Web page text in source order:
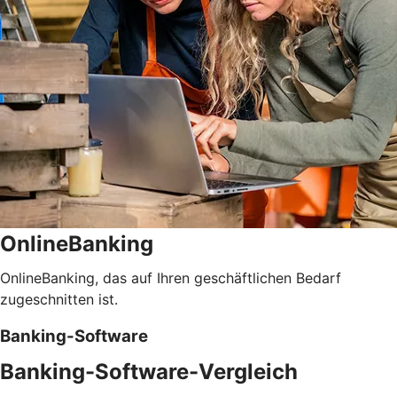
OnlineBanking
OnlineBanking, das auf Ihren geschäftlichen Bedarf
zugeschnitten ist.
Banking-Software
Banking-Software-Vergleich